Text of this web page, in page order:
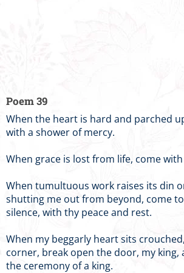
Poem 39
When the heart is hard and parched
with a shower of mercy.
When grace is lost from life, come
When tumultuous work raises its din
shutting me out from beyond, come
silence, with thy peace and rest.
When my beggarly heart sits
corner, break open the door, my king,
the ceremony of a king.